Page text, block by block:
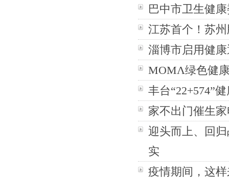
巴中市卫生健
江苏首个！苏
淄博市启用健
MOMΛ绿色健
丰台“22+574”
家不出门催生
迎头而上、回
实
疫情期间，这